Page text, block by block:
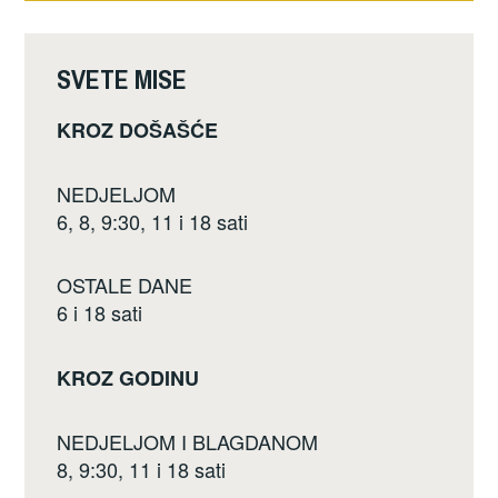
SVETE MISE
KROZ DOŠAŠĆE
NEDJELJOM
6, 8, 9:30, 11 i 18 sati
OSTALE DANE
6 i 18 sati
KROZ GODINU
NEDJELJOM I BLAGDANOM
8, 9:30, 11 i 18 sati